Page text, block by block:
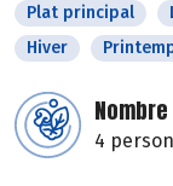
Plat principal
Hiver
4